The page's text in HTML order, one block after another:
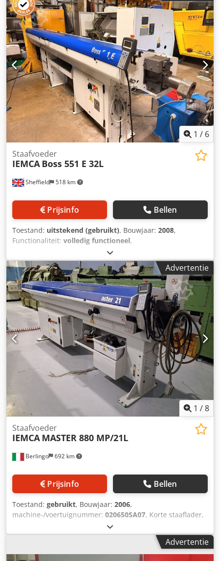
1 / 6
Sheffield 518 km
Staafvoeder
IEMCA Boss 551 E 32L
Prijsinfo Bellen
Toestand: uitstekend (gebruikt), Bouwjaar: 2008,
Functionaliteit: volledig functioneel,
020849GA07
3.200 mm, Staafdiameter (min.):5 mm, Staafdiameter
(max.):51 mm, Zeer goede IEMCA Boss 551E staafaanvoer.
De Boss is de staafaanvoer voor lange staven die
wereldwijd het meest verkocht is, met meer dan 30.000
geïnstalleerde exemplaren. De Boss 551 Easy is een
automatische staafaanvoer, geschikt voor draaibanken met
een vaste en een mobiele hoofdstock. Codpezlh I Dofx Ah
Sjrf Ronde staven: 5 – 51 mm Zeshoekige staven: 5 – 44
mm Vierkante staven: 5 – 36 mm StaafLengte: 3200 mm
Maximale spil-diameter: 65 mm Resterende lengte: 400
mm Tijd voor staafwissel: 31 seconden (bij een staafLengte
van 3200 mm) Gewicht van de aanvoer: 830 kg Jaar: 2008
Advertentie
1 /8
Berlingo 692 km
Staafvoeder
IEMCA MASTER 880 MP/21L
Prijsinfo Bellen
Toestand: gebruikt, Bouwjaar: 2006,
machine-/voertuignummer: 020650SA07, Korte staaflader,
maximale lengte 2100 mm – minimale/maximale diameter
8-80 mm – twee sets inbegrepen: geleidingskanalen van
46-66 mm / staafladers van 45-65 mm – is gemonteerd op
een Tsugami MO8SYE. Credpfezqnhhjx Ah Sof
Advertentie